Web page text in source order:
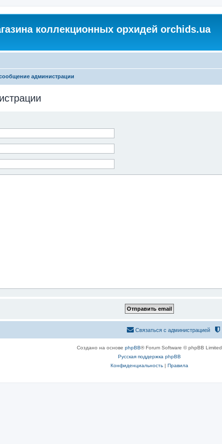
коллекционных орхидей orchids.ua
администрации
Связаться с администрацией
Создано на основе phpBB® Forum Software © phpBB Limited
Русская поддержка phpBB
Конфиденциальность| Правила